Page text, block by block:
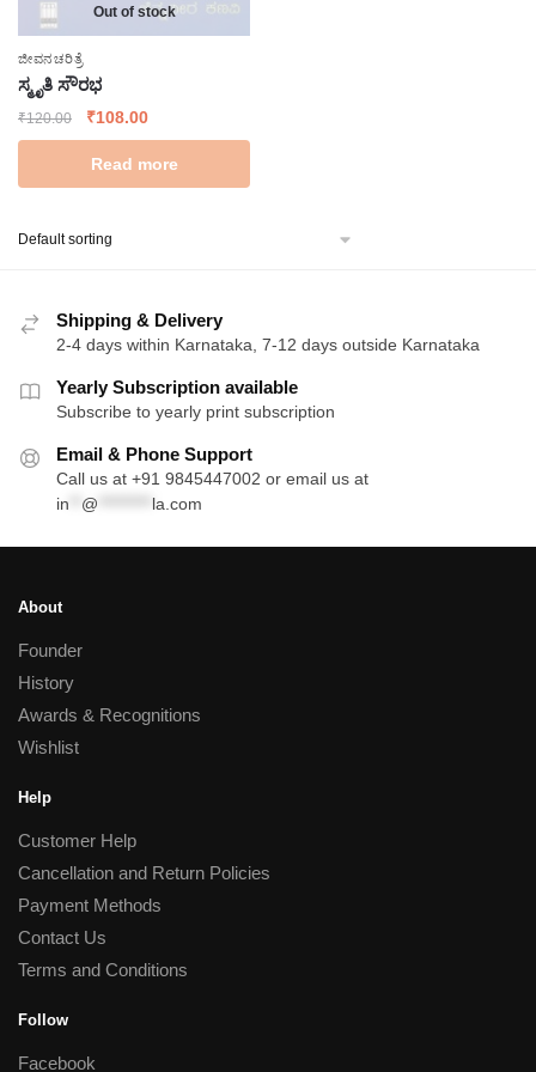
Out of stock
ಜೀವನಚರಿತ್ರೆ
ಸ್ಮೃತಿ ಸೌರಭ
₹120.00
Original
price
was:
₹108.00Current
price
is:
Read more
Shipping & Delivery
2-4 days within Karnataka, 7-12 days outside Karnataka
Yearly Subscription available
Subscribe to yearly print subscription
Email & Phone Support
Call us at +91 9845447002 or email us at
in
@ la.com
About
Founder
History
Awards & Recognitions
Wishlist
Help
Customer Help
Cancellation and Return Policies
Payment Methods
Contact Us
Terms and Conditions
Follow
Facebook